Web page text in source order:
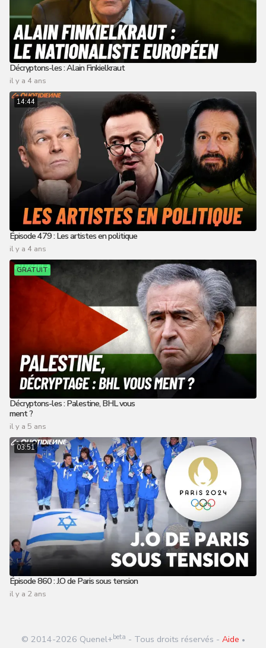
Décryptons-les : Alain Finkielkraut
il y a 4 ans
14:44
Épisode 479 : Les artistes en politique
il y a 4 ans
GRATUIT
Décryptons-les : Palestine, BHL vous
ment ?
il y a 5 ans
03:51
Épisode 860 : J.O de Paris sous tension
il y a 2 ans
© 2014-2026 Quenel+beta - Tous droits réservés - Aide •